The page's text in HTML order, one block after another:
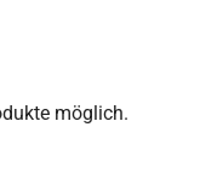
möglich.